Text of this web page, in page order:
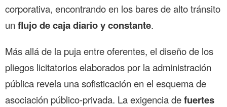
corporativa, encontrando en los bares de alto tránsito
un flujo de caja diario y constante.
Más allá de la puja entre oferentes, el diseño de los
pliegos licitatorios elaborados por la administración
pública revela una sofisticación en el esquema de
asociación público-privada. La exigencia defuertes